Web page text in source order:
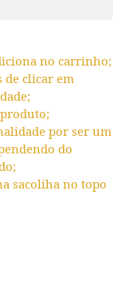
no carrinho;
de clicar em
por ser um
do
sacoliha no topo